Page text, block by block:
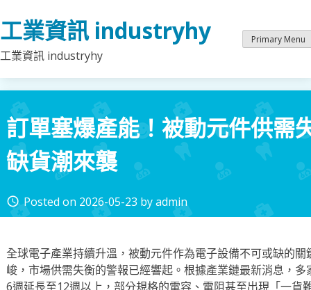
to
content
工業資訊 industryhy
工業資訊 industryhy
Primary Menu
訂單塞爆產能！被動元件供需
缺貨潮來襲
access_time Posted on 2026-05-23 byadmin
全球電子產業持續升溫，被動元件作為電子設備不可或缺的
峻，市場供需失衡的警報已經響起。根據產業鏈最新消息，
6週延長至12週以上，部分規格的電容、電阻甚至出現「一貨